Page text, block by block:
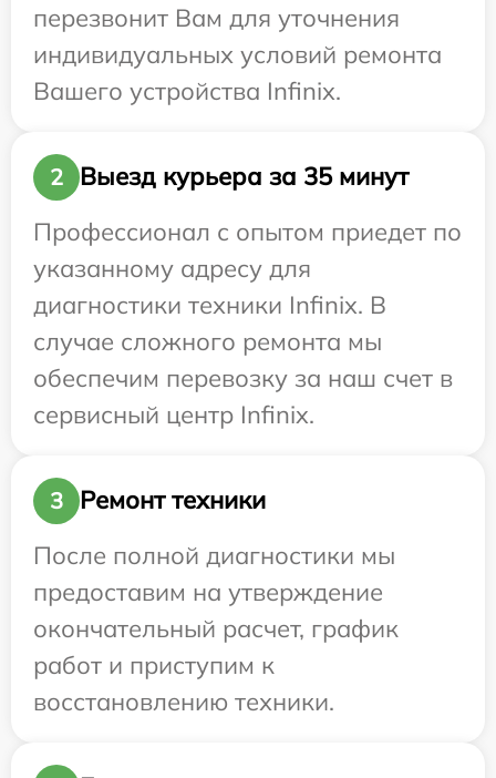
перезвонит Вам для уточнения
индивидуальных условий ремонта
Вашего устройства Infinix.
2
Выезд курьера за 35 минут
Профессионал с опытом приедет по
указанному адресу для
диагностики техники Infinix. В
случае сложного ремонта мы
обеспечим перевозку за наш счет в
сервисный центр Infinix.
3
Ремонт техники
После полной диагностики мы
предоставим на утверждение
окончательный расчет, график
работ и приступим к
восстановлению техники.